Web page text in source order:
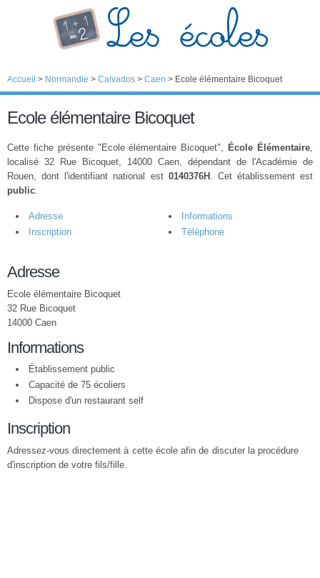
Accueil > Normandie > Calvados > Caen > Ecole élémentaire Bicoquet
Ecole élémentaire Bicoquet
Cette fiche présente "Ecole élémentaire Bicoquet", École Élémentaire,
localisé 32 Rue Bicoquet, 14000 Caen, dépendant de l'Académie de
Rouen, dont l'identifiant national est 0140376H . Cet établissement est
public.
Adresse
Informations
Inscription
Téléphone
Adresse
Ecole élémentaire Bicoquet
32 Rue Bicoquet
14000 Caen
Informations
Établissement public
Capacité de 75 écoliers
Dispose d'un restaurant self
Inscription
Adressez-vous directement à cette école afin de discuter la procédure
d'inscription de votre fils/fille.